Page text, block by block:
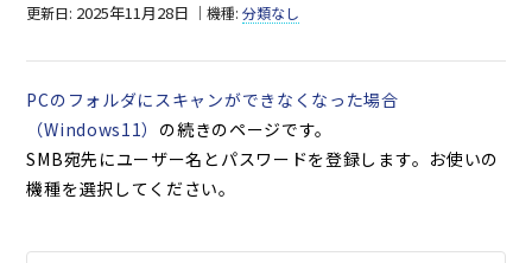
更新日: 2025年11月28日 ｜機種:分類なし
PCのフォルダにスキャンができなくなった場合
（Windows11） の続きのページです。
SMB宛先にユーザー名とパスワードを登録します。お使いの
機種を選択してください。